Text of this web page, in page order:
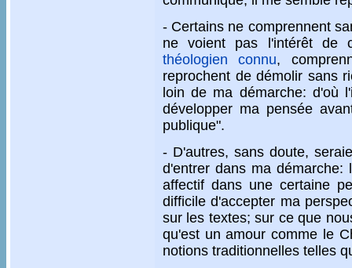
- Certains ne comprennent
ne voient pas l'intérêt de
théologien connu,
reprochent de démolir sans
loin de ma démarche: d'où
développer ma pensée
publique".
- D'autres, sans doute,
d'entrer dans ma démarche:
affectif dans une certaine
difficile d'accepter ma
sur les textes; sur ce que
qu'est un amour comme le
notions traditionnelles telles